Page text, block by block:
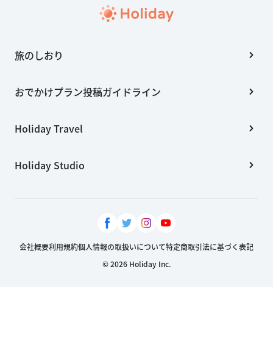
旅のしおり
おでかけプラン投稿ガイドライン
Holiday Travel
Holiday Studio
会社概要利用規約個人情報の取扱いについて特定商取引法に基づく表記
© 2026 Holiday Inc.